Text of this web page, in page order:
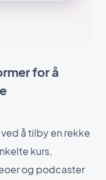
for å
å tilby en rekke
kurs,
og podcaster